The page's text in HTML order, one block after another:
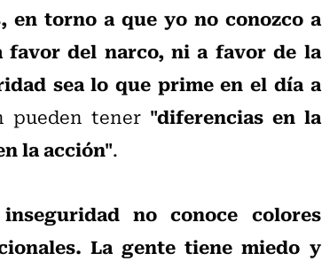
torno a que yo no conozco a
del narco, ni a favor de la
sea lo que prime en el día a
pueden tener "diferencias en la
la acción".
no conoce colores
La gente tiene miedo y